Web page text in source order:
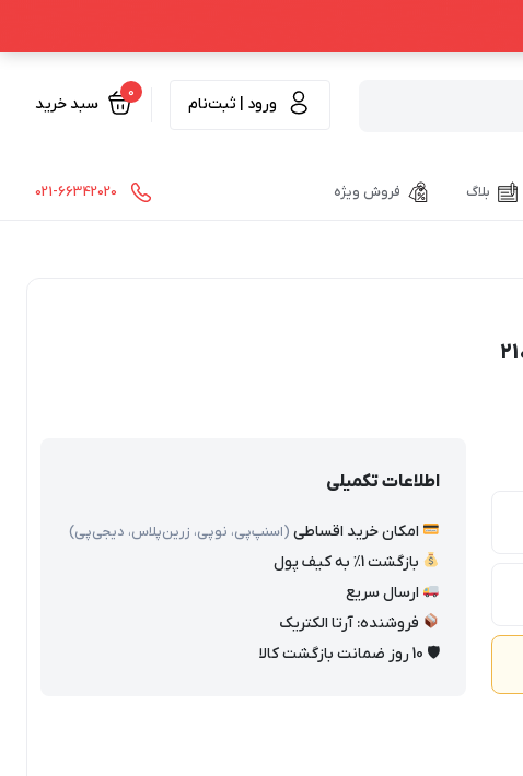
ورود | ثبت‌نام
0
سبد خرید
بلاگ فروش ویژه 021-66342020
اطلاعات تکمیلی
امکان خرید اقساطی (اسنپ‌پی، نوپی، زرین‌پلاس، دیجی‌پی)
بازگشت 1٪ به کیف پول
ارسال سریع
فروشنده: آرتا الکتریک
🛡 10 روز ضمانت بازگشت کالا